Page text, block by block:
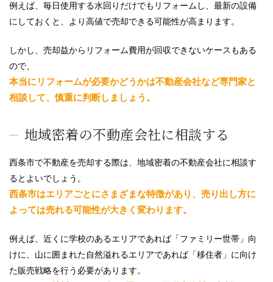
例えば、毎日使用する水回りだけでもリフォームし、最新の設備
にしておくと、より高値で売却できる可能性が高まります。
しかし、売却益からリフォーム費用が回収できないケースもある
ので、
本当にリフォームが必要かどうかは不動産会社など専門家と
相談して、慎重に判断しましょう。
地域密着の不動産会社に相談する
西条市で不動産を売却する際は、地域密着の不動産会社に相談す
るとよいでしょう。
西条市はエリアごとにさまざまな特徴があり、売り出し方に
よっては売れる可能性が大きく変わります。
例えば、近くに学校のあるエリアであれば「ファミリー世帯」向
けに、山に囲まれた自然溢れるエリアであれば「移住者」に向け
た販売戦略を行う必要があります。